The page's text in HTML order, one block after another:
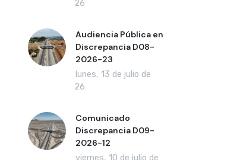
2026
Audiencia Pública en
Discrepancia D08-
2026-23
lunes, 13 de julio de
2026
Comunicado
Discrepancia D09-
2026-12
viernes, 10 de julio de